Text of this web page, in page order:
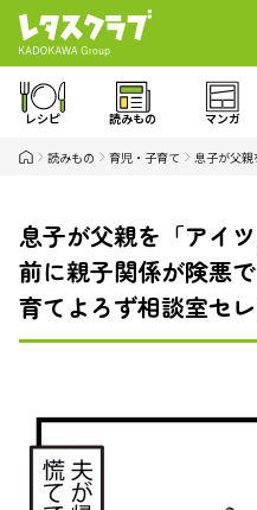
レシピ 読みもの マンガ
読みもの 育児・子育て 息子が父
息子が父親を「アイ
前に親子関係が険悪
育てよろず相談室セ